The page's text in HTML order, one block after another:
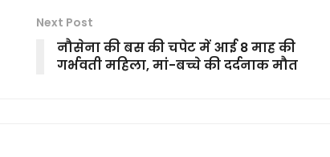
Next Post
नौसेना की बस की चपेट में आई 8 माह की
गर्भवती महिला, मां-बच्चे की दर्दनाक मौत